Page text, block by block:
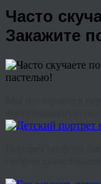
Часто
Закажите